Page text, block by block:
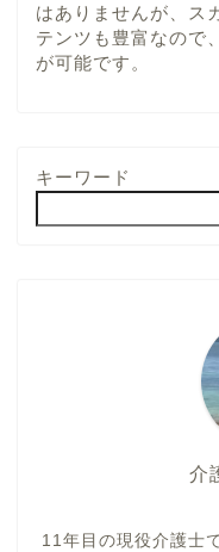
はありませんが、ス
テンツも豊富なので
が可能です。
キーワード
介
11年目の現役介護士